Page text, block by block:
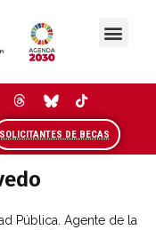
SOLICITANTES DE BECAS
Pública. Agente de la